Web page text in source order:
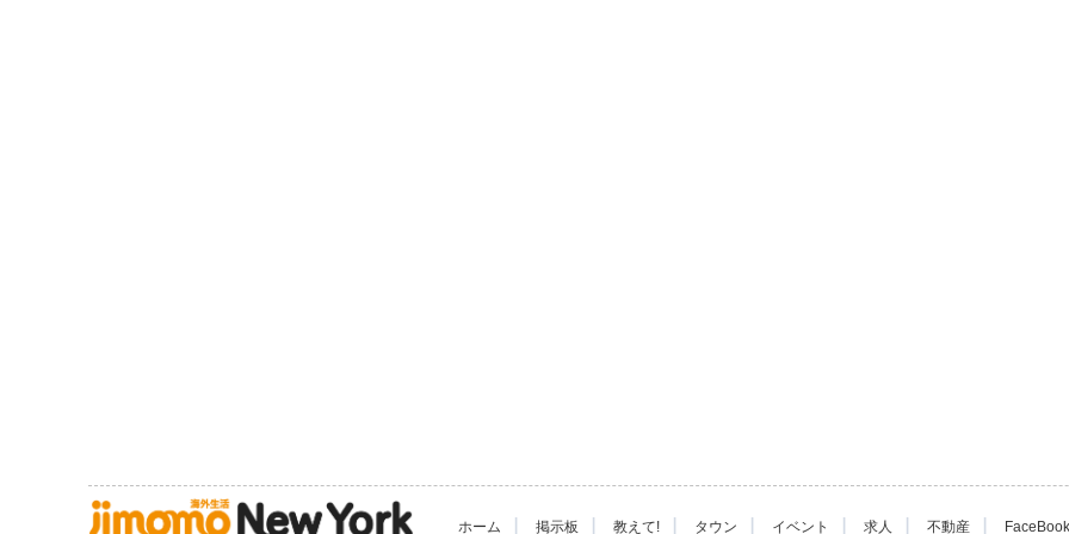
ホーム | 掲示板 | 教えて! | タウン | イベント | 求人 | 不動産 |